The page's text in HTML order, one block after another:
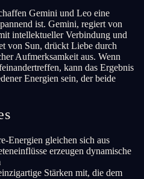
Gemini und Leo eine
ist. Gemini, regiert von
intellektueller Verbindung und
von Sun, drückt Liebe durch
Aufmerksamkeit aus. Wenn
kann das Ergebnis
Energien sein, der beide
Energien gleichen sich aus
erzeugen dynamische
Stärken mit, die dem